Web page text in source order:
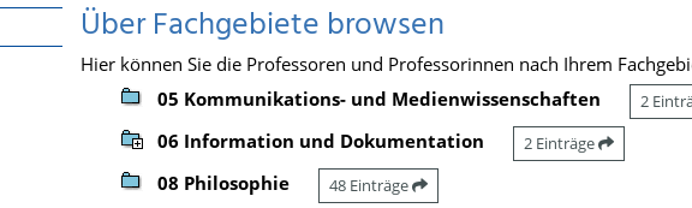
Über Fachgebiete browsen
Hier können Sie die Professoren und Professorinnen nach Ihrem
05 Kommunikations- und Medienwissenschaften
2
06 Information und Dokumentation 2 Einträge
08 Philosophie 48 Einträge